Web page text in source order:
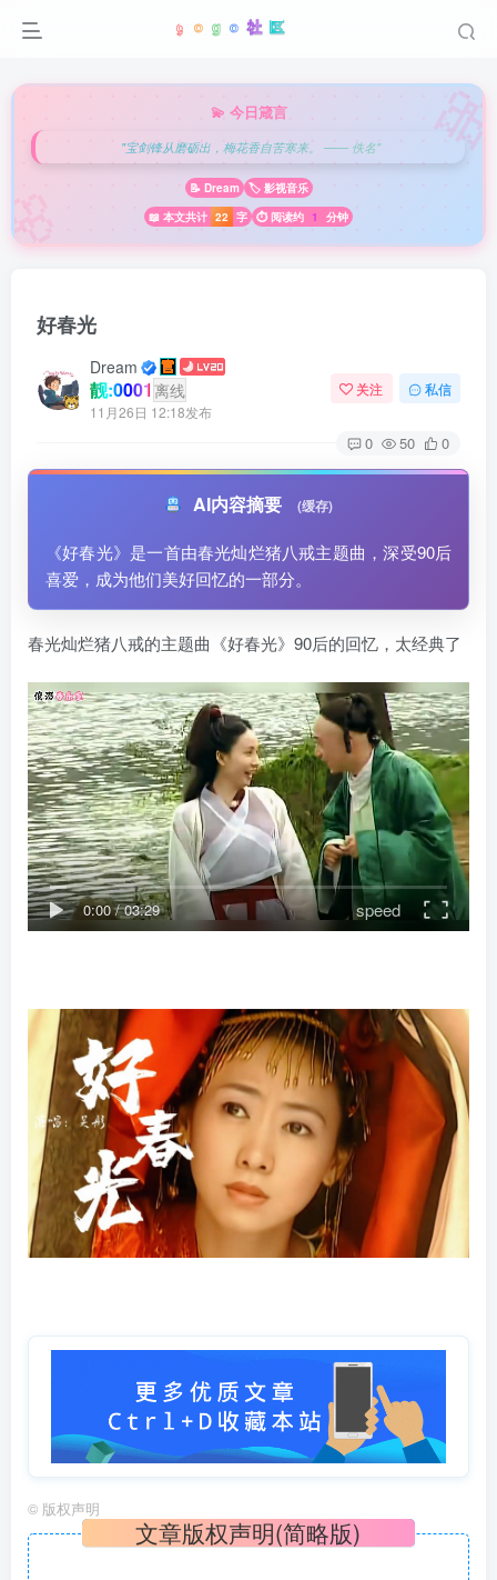
💫 今日箴言
"宝剑锋从磨砺出，梅花香自苦寒来。 —— 佚名"
📝 Dream
🏷️ 影视音乐
📖 本文共计 22 字 ⏱️ 阅读约 1 分钟
好春光
Dream
靓:0001 离线
11月26日 12:18发布
关注 私信
0 50 0
AI内容摘要 (缓存)
《好春光》是一首由春光灿烂猪八戒主题曲，深受90后
喜爱，成为他们美好回忆的一部分。
春光灿烂猪八戒的主题曲《好春光》90后的回忆，太经典了
0:00/03:29 speed
© 版权声明
文章版权声明(简略版)